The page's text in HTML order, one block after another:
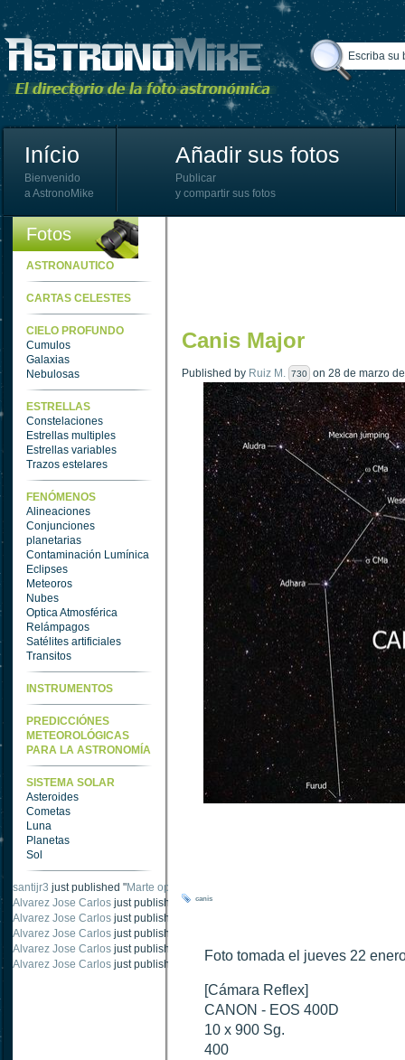
Início
Bienvenido
a AstronoMike
Añadir sus fotos
Publicar
y compartir sus fotos
Fotos
ASTRONAUTICO
CARTAS CELESTES
CIELO PROFUNDO
Cumulos
Galaxias
Nebulosas
ESTRELLAS
Constelaciones
Estrellas multiples
Estrellas variables
Trazos estelares
FENÓMENOS
Alineaciones
Conjunciones
planetarias
Contaminación Lumínica
Eclipses
Meteoros
Nubes
Optica Atmosférica
Relámpagos
Satélites artificiales
Transitos
INSTRUMENTOS
PREDICCIÓNES
METEOROLÓGICAS
PARA LA ASTRONOMÍA
SISTEMA SOLAR
Asteroides
Cometas
Luna
Planetas
Sol
santijr3 just published "Marte oposición 2020
Alvarez Jose Carlos just published "Saturno 20 noviembre 2003
Alvarez Jose Carlos just published "
Alvarez Jose Carlos just published "
Alvarez Jose Carlos just published " Oposición Marte 28 Octubre 2020".
Alvarez Jose Carlos just published " Marte oposición octubre 2020 vs NASA ".
Canis Major
Published by Ruiz M. 730 on 28 de marzo
canis
Foto tomada el jueves 22
[Cámara Reflex]
CANON - EOS 400D
10 x 900 Sg.
400